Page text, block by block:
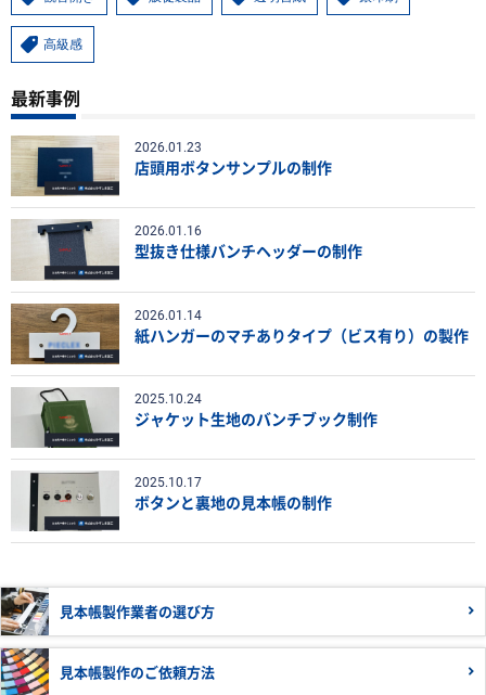
高級感
最新事例
2026.01.23
店頭用ボタンサンプルの制作
2026.01.16
型抜き仕様バンチヘッダーの制作
2026.01.14
紙ハンガーのマチありタイプ（ビス有り）の製作
2025.10.24
ジャケット生地のバンチブック制作
2025.10.17
ボタンと裏地の見本帳の制作
見本帳製作業者の選び方
見本帳製作のご依頼方法